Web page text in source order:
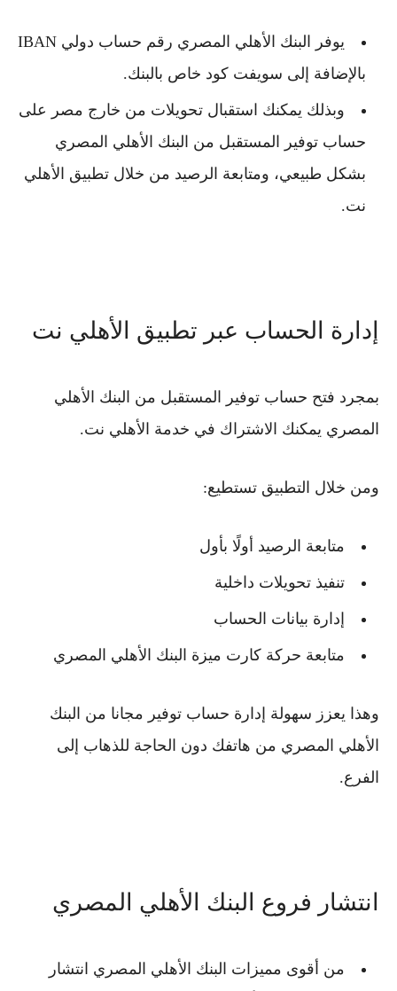
يوفر البنك الأهلي المصري
رقم حساب دولي IBAN
بالإضافة إلى سويفت كود خاص بالبنك.
وبذلك يمكنك استقبال تحويلات من خارج مصر على
حساب توفير المستقبل من البنك الأهلي المصري
بشكل طبيعي، ومتابعة الرصيد من خلال تطبيق الأهلي
نت.
إدارة الحساب عبر تطبيق الأهلي نت
بمجرد فتح حساب توفير المستقبل من البنك الأهلي
المصري يمكنك الاشتراك في خدمة الأهلي نت.
ومن خلال التطبيق تستطيع:
متابعة الرصيد أولًا بأول
تنفيذ تحويلات داخلية
إدارة بيانات الحساب
متابعة حركة كارت ميزة البنك الأهلي المصري
وهذا يعزز سهولة إدارة حساب توفير مجانا من البنك
الأهلي المصري من هاتفك دون الحاجة للذهاب إلى
الفرع.
انتشار فروع البنك الأهلي المصري
من أقوى مميزات البنك الأهلي المصري انتشار